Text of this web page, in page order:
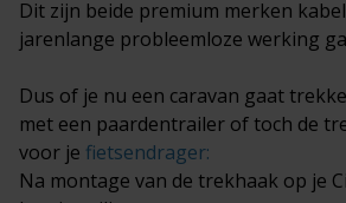
Dit zijn beide premium merken
jarenlange probleemloze werking
Dus of je nu een caravan gaat
met een paardentrailer of toch de
voor je fietsendrager:
Na montage van de trekhaak op je